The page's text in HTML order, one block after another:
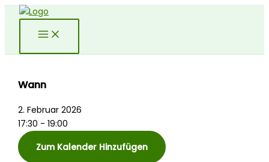
Zum
springen
Wann
2. Februar 2026
17:30 - 19:00
Zum Kalender Hinzufügen